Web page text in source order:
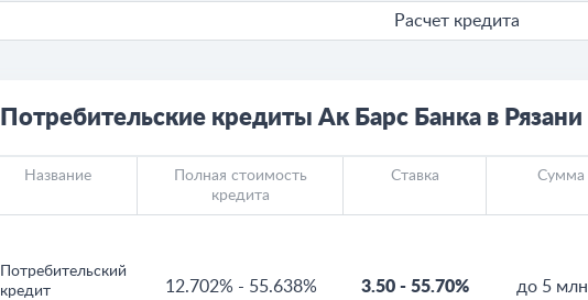
Расчет кредита
Потребительские кредиты Ак Барс Банка в Рязани
Название
Полная стоимость
кредита
Ставка Сумма
Потребительский
кредит
12.702% - 55.638% 3.50 -55.70% до 5 млн